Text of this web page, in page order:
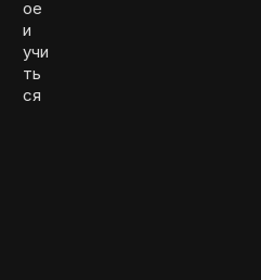
ое
и
учи
ть
ся